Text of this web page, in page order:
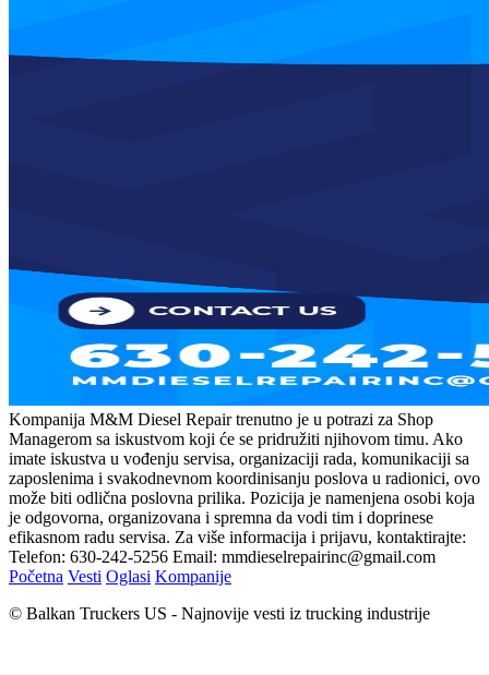
Kompanija M&M Diesel Repair trenutno je u potrazi za Shop
Managerom sa iskustvom koji će se pridružiti njihovom timu. Ako
imate iskustva u vođenju servisa, organizaciji rada, komunikaciji sa
zaposlenima i svakodnevnom koordinisanju poslova u radionici, ovo
može biti odlična poslovna prilika. Pozicija je namenjena osobi koja
je odgovorna, organizovana i spremna da vodi tim i doprinese
efikasnom radu servisa. Za više informacija i prijavu, kontaktirajte:
Telefon: 630-242-5256 Email: mmdieselrepairinc@gmail.com
Početna Vesti Oglasi Kompanije
© Balkan Truckers US - Najnovije vesti iz trucking industrije